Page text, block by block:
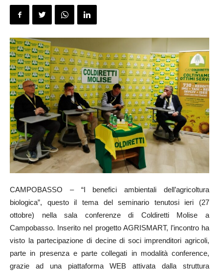
CAMPOBASSO – “I benefici ambientali dell’agricoltura
biologica”, questo il tema del seminario tenutosi ieri (27
ottobre) nella sala conferenze di Coldiretti Molise a
Campobasso. Inserito nel progetto AGRISMART, l’incontro ha
visto la partecipazione di decine di soci imprenditori agricoli,
parte in presenza e parte collegati in modalità conference,
grazie ad una piattaforma WEB attivata dalla struttura